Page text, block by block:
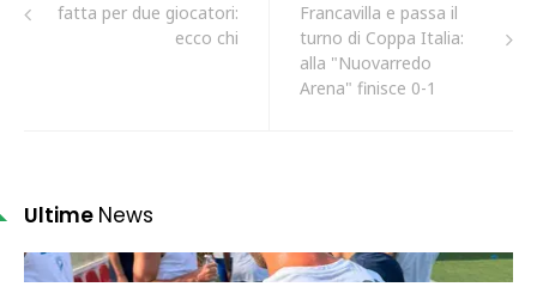
fatta per due giocatori:
ecco chi
Francavilla e passa il
turno di Coppa Italia:
alla "Nuovarredo
Arena" finisce 0-1
Ultime News